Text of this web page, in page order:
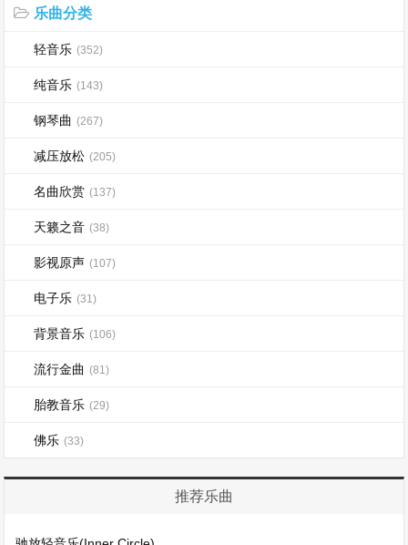
乐曲分类
轻音乐 (352)
纯音乐 (143)
钢琴曲 (267)
减压放松 (205)
名曲欣赏 (137)
天籁之音 (38)
影视原声 (107)
电子乐 (31)
背景音乐 (106)
流行金曲 (81)
胎教音乐 (29)
佛乐 (33)
推荐乐曲